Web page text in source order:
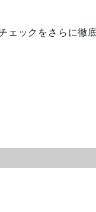
ックをさらに徹